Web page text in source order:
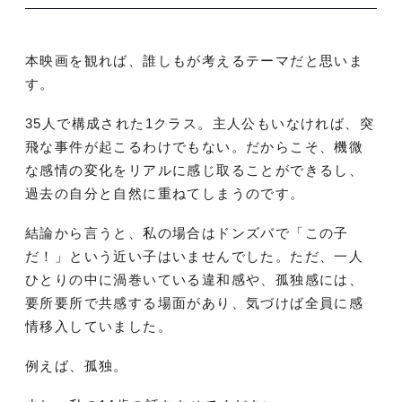
本映画を観れば、誰しもが考えるテーマだと思いま
す。
35人で構成された1クラス。主人公もいなければ、突
飛な事件が起こるわけでもない。だからこそ、機微
な感情の変化をリアルに感じ取ることができるし、
過去の自分と自然に重ねてしまうのです。
結論から言うと、私の場合はドンズバで「この子
だ！」という近い子はいませんでした。ただ、一人
ひとりの中に渦巻いている違和感や、孤独感には、
要所要所で共感する場面があり、気づけば全員に感
情移入していました。
例えば、孤独。